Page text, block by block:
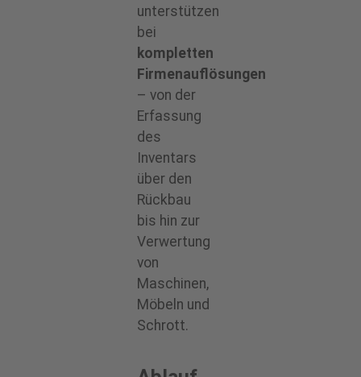
unterstützen
bei
kompletten
Firmenauflösungen
– von der
Erfassung
des
Inventars
über den
Rückbau
bis hin zur
Verwertung
von
Maschinen,
Möbeln und
Schrott.